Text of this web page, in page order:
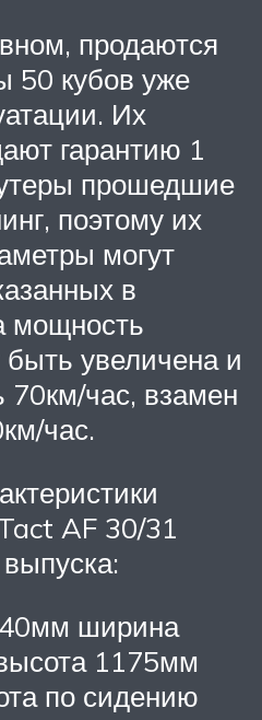
продаются
50 кубов уже
Их
гарантию 1
прошедшие
поэтому их
могут
в
мощность
увеличена и
70км/час, взамен
час.
AF 30/31
ширина
1175мм
по сидению